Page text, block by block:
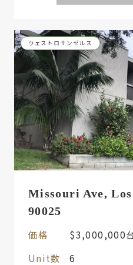
ウェストロサンゼルス
Missouri Ave,
90025
価格
$3,000,000
Unit数
6